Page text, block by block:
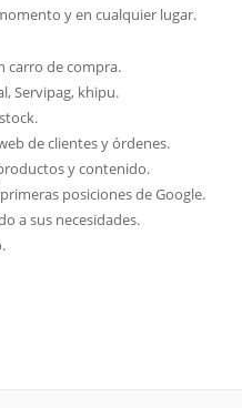
y en cualquier lugar.
carro de compra.
Servipag, khipu.
de clientes y órdenes.
y contenido.
posiciones de Google.
a sus necesidades.